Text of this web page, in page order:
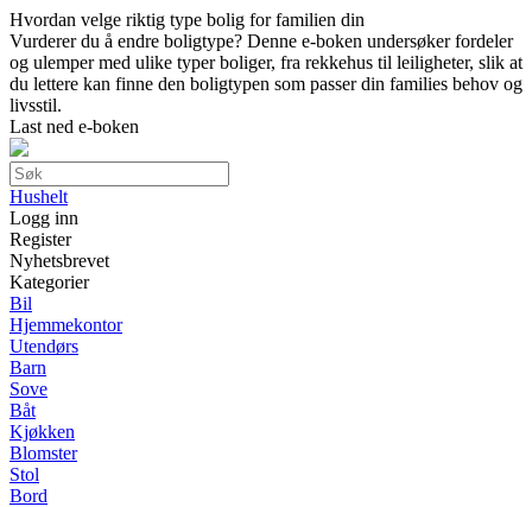
Hvordan velge riktig type bolig for familien din
Vurderer du å endre boligtype? Denne e-boken undersøker fordeler
og ulemper med ulike typer boliger, fra rekkehus til leiligheter, slik at
du lettere kan finne den boligtypen som passer din families behov og
livsstil.
Last ned e-boken
Hushelt
Logg inn
Register
Nyhetsbrevet
Kategorier
Bil
Hjemmekontor
Utendørs
Barn
Sove
Båt
Kjøkken
Blomster
Stol
Bord